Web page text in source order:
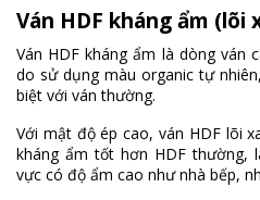
Ván HDF kháng ẩm (lõi
Ván HDF kháng ẩm là dòng ván
do sử dụng màu organic tự
biệt với ván thường.
Với mật độ ép cao, ván HDF lõi
kháng ẩm tốt hơn HDF thường,
vực có độ ẩm cao như nhà bếp,